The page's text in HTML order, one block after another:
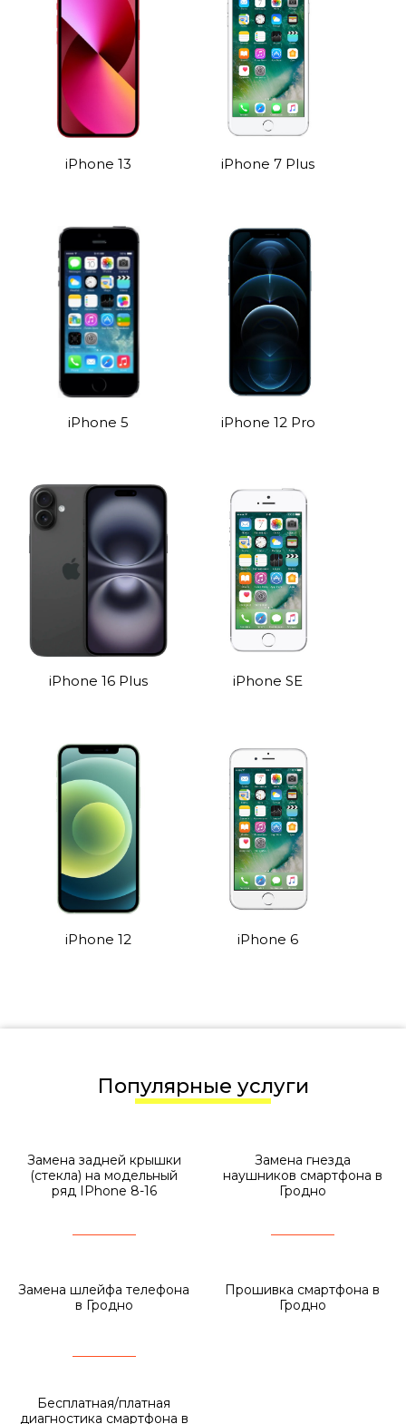
iPhone 13 iPhone 7 Plus
iPhone 5 iPhone 12 Pro
iPhone 16 Plus iPhone SE
iPhone 12 iPhone 6
Популярные услуги
Замена задней крышки
(стекла) на модельный
ряд IPhone 8-16
Замена гнезда
наушников смартфона в
Гродно
Замена шлейфа телефона
в Гродно
Прошивка смартфона в
Гродно
Бесплатная/платная
диагностика смартфона в